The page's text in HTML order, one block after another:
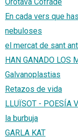
En cada vers que
nebuloses
el mercat de sant
HAN GANADO LOS
Galvanoplastias
Retazos de vida
LLUÏSOT - POESÍA
la burbuja
GARLA KAT